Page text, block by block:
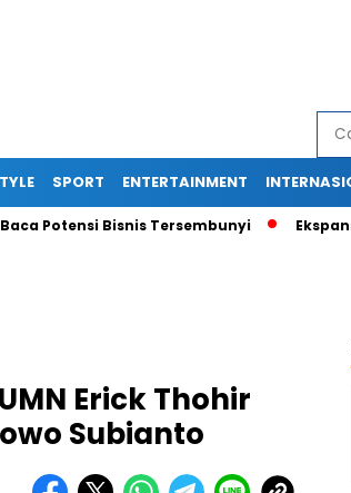
SPORT ENTERTAINMENT
Bisnis Tersembunyi Ekspansi
Erick Thohir
Subianto